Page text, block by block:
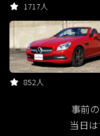
1717人
852人
事前
当日